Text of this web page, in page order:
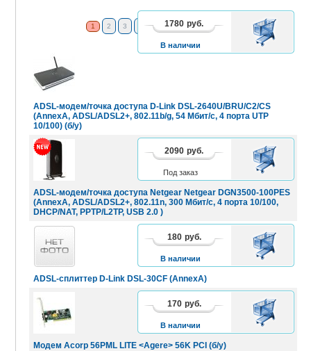
1 2 3 6 7 8 2 - 16
ADSL-модем/точка доступа D-Link DSL-2640U/BRU/C2/CS
(AnnexA, ADSL/ADSL2+, 802.11b/g, 54 Мбит/с, 4 порта UTP
10/100) (б/у)
1780 руб.
В наличии
В
КОРЗИНУ
ADSL-модем/точка доступа Netgear Netgear DGN3500-100PES
(AnnexA, ADSL/ADSL2+, 802.11n, 300 Мбит/с, 4 порта 10/100,
DHCP/NAT, PPTP/L2TP, USB 2.0 )
2090 руб.
Под заказ
В
КОРЗИНУ
ADSL-сплиттер D-Link DSL-30CF (AnnexA)
180 руб.
В наличии
В
КОРЗИНУ
Mодем Acorp 56PML LITE <Agere> 56K PCI (б/у)
170 руб.
В наличии
В
КОРЗИНУ